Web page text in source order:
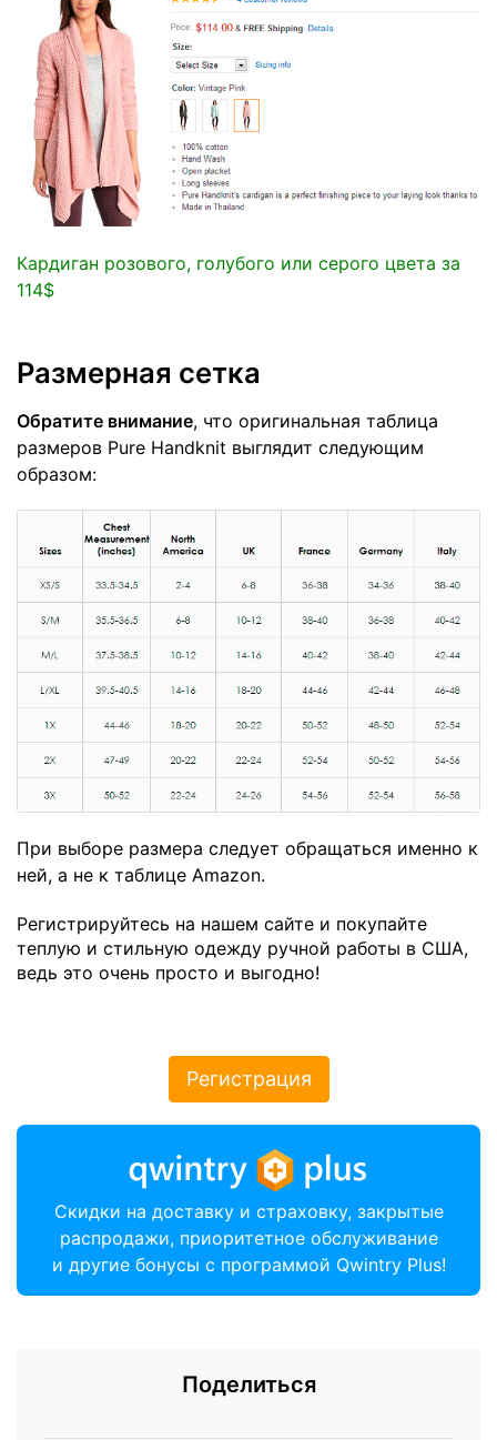
Кардиган розового, голубого или серого цвета за
114$
Размерная сетка
Обратите внимание, что оригинальная таблица
размеров Pure Handknit выглядит следующим
образом:
При выборе размера следует обращаться именно к
ней, а не к таблице Amazon.
Регистрируйтесь на нашем сайте и покупайте
теплую и стильную одежду ручной работы в США,
ведь это очень просто и выгодно!
Регистрация
Скидки на доставку и страховку, закрытые
распродажи, приоритетное обслуживание
и другие бонусы с программой Qwintry Plus!
Поделиться